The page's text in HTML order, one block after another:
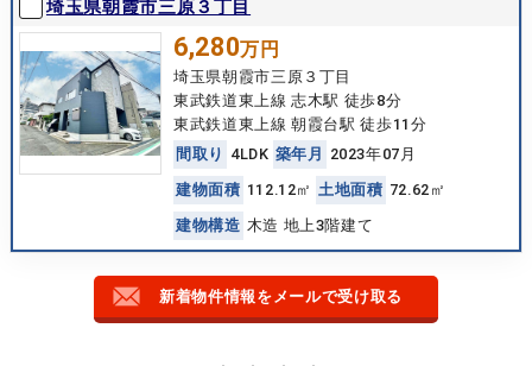
埼玉県朝霞市三原３丁目
6,280万円
埼玉県朝霞市三原３丁目
東武鉄道東上線 志木駅 徒歩8分
東武鉄道東上線 朝霞台駅 徒歩11分
間 取 り 4LDK 築年 月
2023年07月
建物面積 112.12㎡ 土地面積 72.62㎡
建物構造 木造 地上3階建て
新着物件情報をメールで受け取る